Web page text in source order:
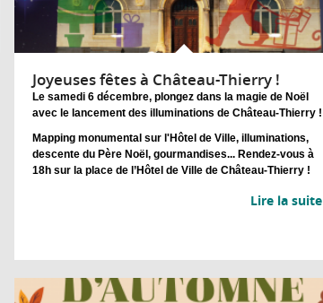
Joyeuses fêtes à Château-Thierry !
Le samedi 6 décembre, plongez dans la magie de Noël
avec le lancement des illuminations de Château-Thierry !
Mapping monumental sur l'Hôtel de Ville, illuminations,
descente du Père Noël, gourmandises... Rendez-vous à
18h sur la place de l’Hôtel de Ville de Château-Thierry !
Lire la suite